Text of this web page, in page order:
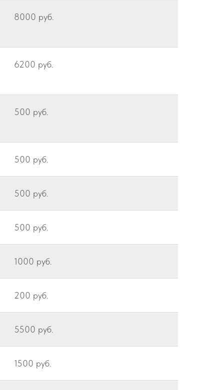
8000 руб.
6200 руб.
500 руб.
500 руб.
500 руб.
500 руб.
1000 руб.
200 руб.
5500 руб.
1500 руб.